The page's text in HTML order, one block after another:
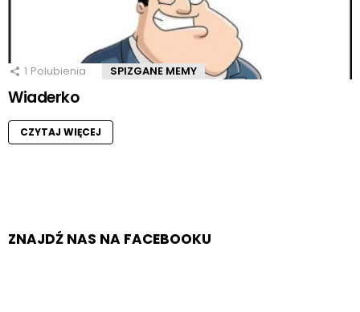
1 Polubienia SPIZGANE MEMY
Wiaderko
CZYTAJ WIĘCEJ
ZNAJDŹ NAS NA FACEBOOKU